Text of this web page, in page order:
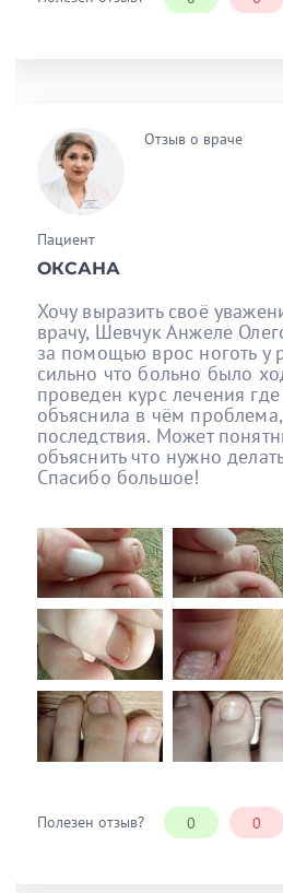
Отзыв о враче
Пациент
ОКСАНА
Хочу выразить своё
врачу, Шевчук Анжеле
за помощью врос ноготь у
сильно что больно было
проведен курс лечения
объяснила в чём
последствия. Может
объяснить что нужно
Спасибо большое!
Полезен отзыв? 0 0